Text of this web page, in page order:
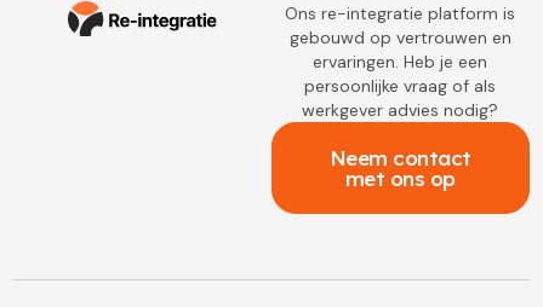
Ons re-integratie platform is
gebouwd op vertrouwen en
ervaringen. Heb je een
persoonlijke vraag of als
werkgever advies nodig?
Neem contact
met ons op